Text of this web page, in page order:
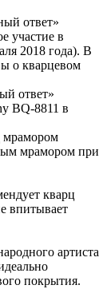
ответ»
участие в
2018 года). В
о кварцевом
ответ»
BQ-8811 в
мрамором
мрамором при
кварц
впитывает
артиста
покрытия.